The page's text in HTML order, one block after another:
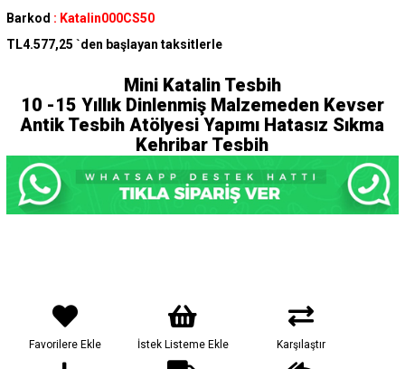
Barkod : Katalin000CS50
TL4.577,25 `den başlayan taksitlerle
Mini Katalin Tesbih
10 -15 Yıllık Dinlenmiş Malzemeden Kevser
Antik Tesbih Atölyesi Yapımı Hatasız Sıkma
Kehribar Tesbih
Favorilere Ekle İstek Listeme Ekle Karşılaştır